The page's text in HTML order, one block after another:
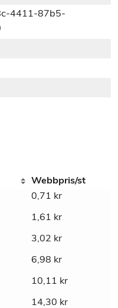
4411-87b5-
No 7439-92-1, Pb
Webbpris/st
0,71 kr
1,61 kr
3,02 kr
6,98 kr
10,11 kr
14,30 kr